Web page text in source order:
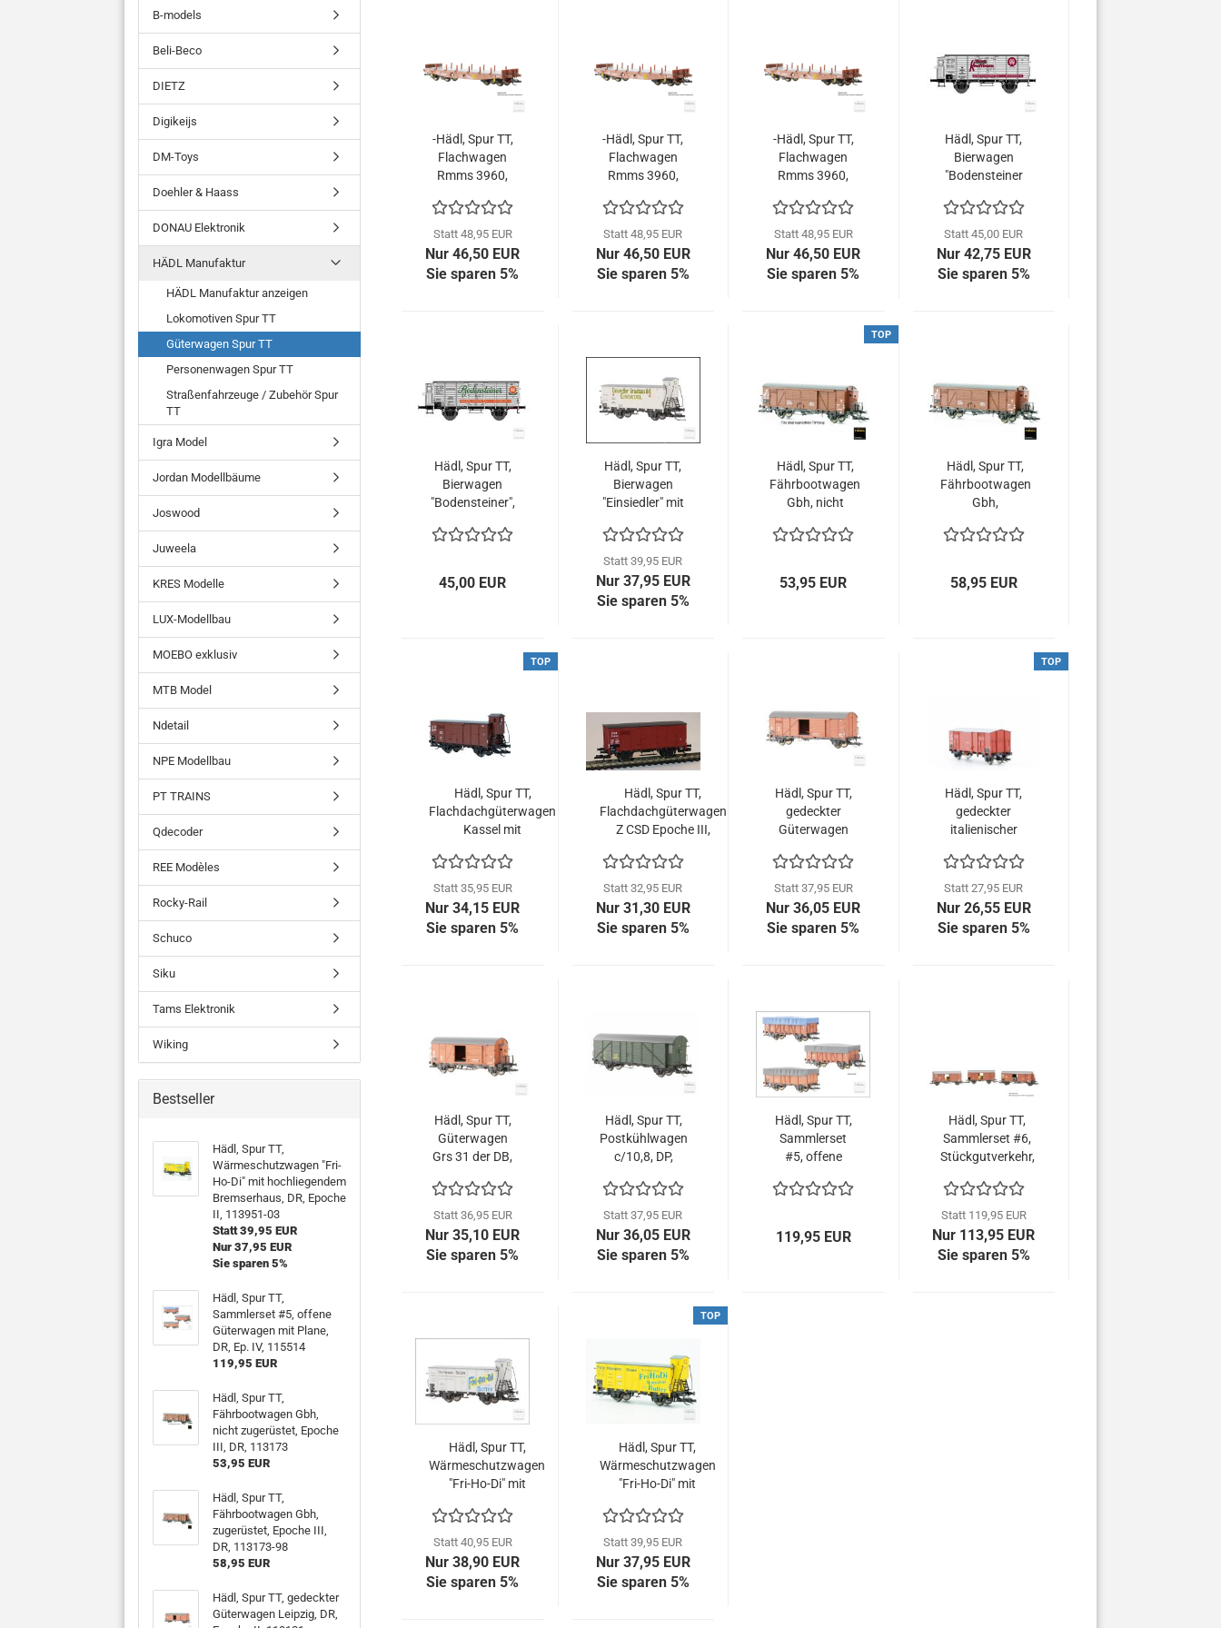
-Hädl, Spur TT,
Flachwagen
Rmms 3960,
113450-1
Statt 48,95 EUR
Nur 46,50 EUR
Sie sparen 5%
-Hädl, Spur TT,
Flachwagen
Rmms 3960,
113450-2
Statt 48,95 EUR
Nur 46,50 EUR
Sie sparen 5%
-Hädl, Spur TT,
Flachwagen
Rmms 3960,
113450-3
Statt 48,95 EUR
Nur 46,50 EUR
Sie sparen 5%
Hädl, Spur TT,
Bierwagen
"Bodensteiner
DRG, Epoche I,
113980
Statt 45,00 EUR
Nur 42,75 EUR
Sie sparen 5%
Hädl, Spur TT,
Bierwagen
"Bodensteiner",
113981
45,00 EUR
Hädl, Spur TT,
Bierwagen
"Einsiedler" mit
Bremserhaus,
DRG, Epoche II,
113951-10
Statt 39,95 EUR
Nur 37,95 EUR
Sie sparen 5%
TOP
Hädl, Spur TT,
Fährbootwagen
Gbh, nicht
Epoche III, DR,
53,95 EUR
Hädl, Spur TT,
Fährbootwagen
Gbh,
Epoche III, DR,
58,95 EUR
TOP
Hädl, Spur TT,
Flachdachgüterwagen
Kassel mit
Bremserhaus, DRG,
Ep. II, 113911
Statt 35,95 EUR
Nur 34,15 EUR
Sie sparen 5%
Hädl, Spur TT,
Flachdachgüterwagen
Z CSD Epoche III,
Statt 32,95 EUR
Nur 31,30 EUR
Sie sparen 5%
Hädl, Spur TT,
gedeckter
Güterwagen
Epoche II,
113121
Statt 37,95 EUR
Nur 36,05 EUR
Sie sparen 5%
TOP
Hädl, Spur TT,
gedeckter
italienischer
Serie F der FS
Italia, Epoche
II, 113201-01
Statt 27,95 EUR
Nur 26,55 EUR
Sie sparen 5%
Hädl, Spur TT,
Güterwagen
Grs 31 der DB,
113605
Statt 36,95 EUR
Nur 35,10 EUR
Sie sparen 5%
Hädl, Spur TT,
Postkühlwagen
c/10,8, DP,
113252
Statt 37,95 EUR
Nur 36,05 EUR
Sie sparen 5%
Hädl, Spur TT,
Sammlerset
#5, offene
mit Plane, DR,
119,95 EUR
Hädl, Spur TT,
Sammlerset #6,
Stückgutverkehr,
115601
Statt 119,95 EUR
Nur 113,95 EUR
Sie sparen 5%
Hädl, Spur TT,
Wärmeschutzwagen
"Fri-Ho-Di" mit
Bremserhaus, DR,
Epoche II, 113950-
02
Statt 40,95 EUR
Nur 38,90 EUR
Sie sparen 5%
TOP
Hädl, Spur TT,
Wärmeschutzwagen
"Fri-Ho-Di" mit
Bremserhaus, DR,
Epoche II, 113951-
03
Statt 39,95 EUR
Nur 37,95 EUR
Sie sparen 5%
B-models
Beli-Beco
DIETZ
Digikeijs
DM-Toys
Doehler & Haass
DONAU Elektronik
HÄDL Manufaktur
HÄDL Manufaktur anzeigen
Lokomotiven Spur TT
Güterwagen Spur TT
Personenwagen Spur TT
Straßenfahrzeuge / Zubehör Spur
TT
Igra Model
Jordan Modellbäume
Joswood
Juweela
KRES Modelle
LUX-Modellbau
MOEBO exklusiv
MTB Model
Ndetail
NPE Modellbau
PT TRAINS
Qdecoder
REE Modèles
Rocky-Rail
Schuco
Siku
Tams Elektronik
Wiking
Bestseller
Hädl, Spur TT,
Wärmeschutzwagen "Fri-
Ho-Di" mit hochliegendem
Bremserhaus, DR, Epoche
II, 113951-03
Statt 39,95 EUR
Nur 37,95 EUR
Sie sparen 5%
Hädl, Spur TT,
Sammlerset #5, offene
Güterwagen mit Plane,
DR, Ep. IV, 115514
119,95 EUR
Hädl, Spur TT,
Fährbootwagen Gbh,
nicht zugerüstet, Epoche
III, DR, 113173
53,95 EUR
Hädl, Spur TT,
Fährbootwagen Gbh,
zugerüstet, Epoche III,
DR, 113173-98
58,95 EUR
Hädl, Spur TT, gedeckter
Güterwagen Leipzig, DR,